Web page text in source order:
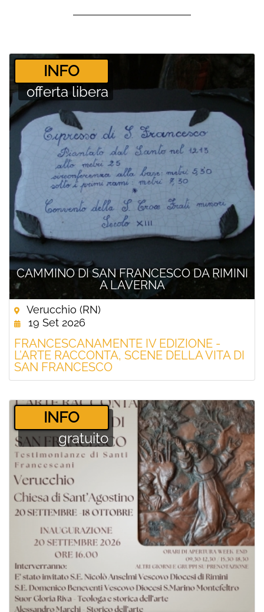
CAMMINO DI SAN FRANCESCO DA RIMINI
A LAVERNA
­INFO
offerta libera
Verucchio (RN)
19 Set 2026
FRANCESCANAMENTE IV EDIZIONE -
L’ARTE RACCONTA, SCENE DELLA VITA DI
SAN FRANCESCO
­INFO
gratuito